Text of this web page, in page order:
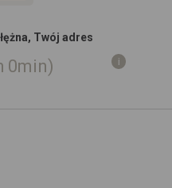
Twój adres
0min